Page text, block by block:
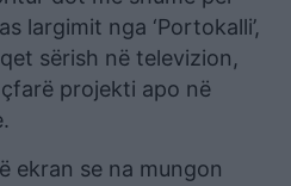
largimit nga ‘Portokalli’,
sërish në televizion,
projekti apo në
ekran se na mungon